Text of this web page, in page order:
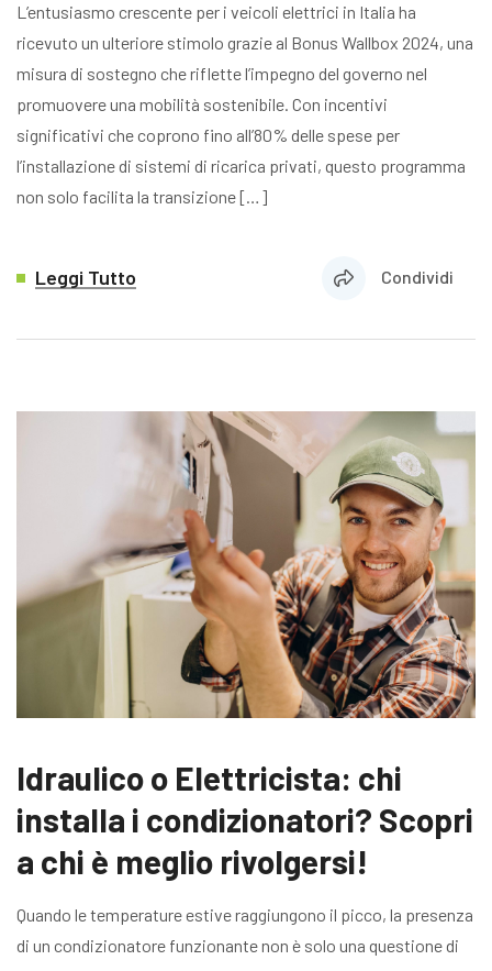
L’entusiasmo crescente per i veicoli elettrici in Italia ha
ricevuto un ulteriore stimolo grazie al Bonus Wallbox 2024, una
misura di sostegno che riflette l’impegno del governo nel
promuovere una mobilità sostenibile. Con incentivi
significativi che coprono fino all’80% delle spese per
l’installazione di sistemi di ricarica privati, questo programma
non solo facilita la transizione […]
Leggi Tutto Condividi
Idraulico o Elettricista: chi
installa i condizionatori? Scopri
a chi è meglio rivolgersi!
Quando le temperature estive raggiungono il picco, la presenza
di un condizionatore funzionante non è solo una questione di